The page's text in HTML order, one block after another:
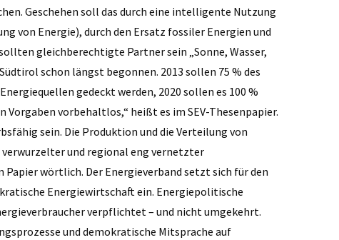
Geschehen soll das durch eine intelligente Nutzung
von Energie), durch den Ersatz fossiler Energien und
gleichberechtigte Partner sein „Sonne, Wasser,
schon längst begonnen. 2013 sollen 75 % des
gedeckt werden, 2020 sollen es 100 %
vorbehaltlos,“ heißt es im SEV-Thesenpapier.
sein. Die Produktion und die Verteilung von
und regional eng vernetzter
wörtlich. Der Energieverband setzt sich für den
Energiewirtschaft ein. Energiepolitische
verpflichtet – und nicht umgekehrt.
und demokratische Mitsprache auf